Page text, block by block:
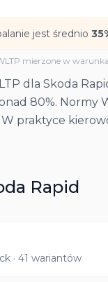
jest średnio 35
mierzone w
dla Skoda
80%.
praktyce
Rapid
· 41 wariantów